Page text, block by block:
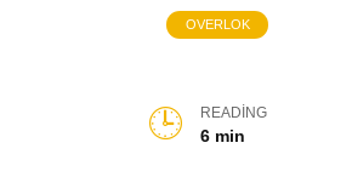
OVERLOK
READING
6 min